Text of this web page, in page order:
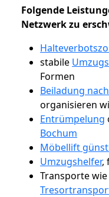
Folgende
Netzwerk zu
stabile
Formen
Beiladung
organisieren
Entrümpelung
Bochum
Möbellift
Umzugshelfer,
Transporte wie